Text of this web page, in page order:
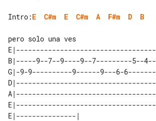
Intro:E C#m E C#m A F#m D B
E|-----------------------------------
B|-----9--7--9----9--7---------5--4--
G|-9-9----------9------9---6-6-------
D|-----------------------------------
A|-----------------------------------
E|-----------------------------------
E|---------------|